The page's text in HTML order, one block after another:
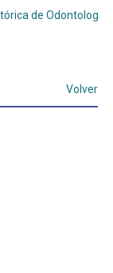
de Odontología
Volver